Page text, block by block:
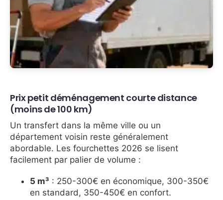
Prix petit déménagement courte distance
(moins de 100 km)
Un transfert dans la même ville ou un
département voisin reste généralement
abordable. Les fourchettes 2026 se lisent
facilement par palier de volume :
5 m³ : 250-300€ en économique, 300-350€
en standard, 350-450€ en confort.